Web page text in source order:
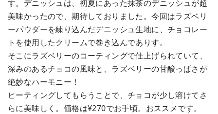
す。デニッシュは、初夏にあった抹茶のデニッシュが超
美味かったので、期待しておりました。今回はラズベリ
ーパウダーを練り込んだデニッシュ生地に、チョコレー
トを使用したクリームで巻き込んでありす。
そこにラズベリーのコーティングで仕上げられていて、
深みのあるチョコの風味と、ラズベリーの甘酸っぱさが
絶妙なハーモニー！
ヒーティングしてもらうことで、チョコが少し溶けてさ
らに美味しく。価格は¥270でお手頃。おススメです。